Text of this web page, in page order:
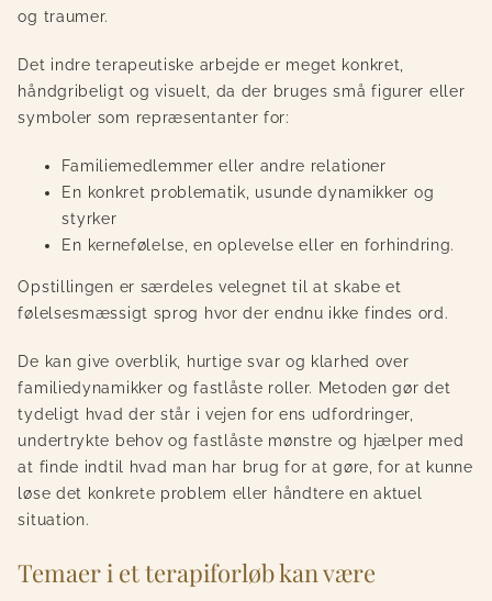
og traumer.
Det indre terapeutiske arbejde er meget konkret,
håndgribeligt og visuelt, da der bruges små figurer eller
symboler som repræsentanter for:
Familiemedlemmer eller andre relationer
En konkret problematik, usunde dynamikker og
styrker
En kernefølelse, en oplevelse eller en forhindring.
Opstillingen er særdeles velegnet til at skabe et
følelsesmæssigt sprog hvor der endnu ikke findes ord.
De kangive overblik, hurtige svar og klarhed over
familiedynamikker og fastlåste roller. Metoden gør det
tydeligt hvad der står i vejen for ens udfordringer
undertrykte behov og fastlåste mønstre og hjælper med
at finde indtil hvad man har brug for at gøre, for at kunne
løse det konkrete problem eller håndtere en aktuel
situation.
Temaer i et terapiforløb kan være